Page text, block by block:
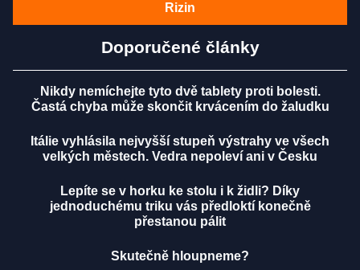
Rizin
Doporučené články
Nikdy nemíchejte tyto dvě tablety proti bolesti.
Častá chyba může skončit krvácením do žaludku
Itálie vyhlásila nejvyšší stupeň výstrahy ve všech
velkých městech. Vedra nepoleví ani v Česku
Lepíte se v horku ke stolu i k židli? Díky
jednoduchému triku vás předloktí konečně
přestanou pálit
Skutečně hloupneme?